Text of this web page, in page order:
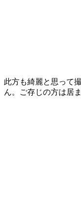
此方も綺麗と思って
ん。ご存じの方は居